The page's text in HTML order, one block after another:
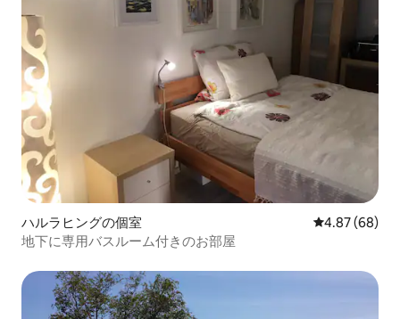
ハルラヒングの個室 レビュー68
4.87 (68)
地下に専用バスルーム付きのお部屋